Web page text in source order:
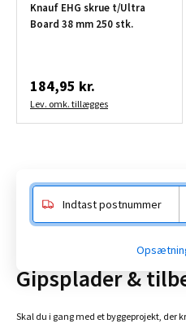
Knauf EHG skrue t/Ultra
Board 38 mm 250 stk.
184,95 kr.
Lev. omk. tillægges
Gipsplader &
Skal du i gang med et byggeprojekt, der
Indtast postnummer